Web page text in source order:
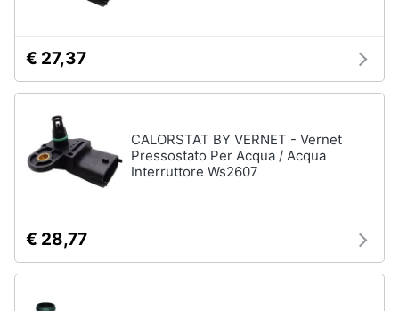
€ 27,37
CALORSTAT BY VERNET - Vernet
Pressostato Per Acqua / Acqua
Interruttore Ws2607
€ 28,77